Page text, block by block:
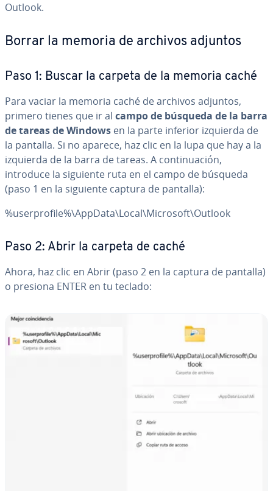
Outlook.
Borrar la memoria de archivos adjuntos
Paso 1: Buscar la carpeta de la memoria caché
Para vaciar la memoria caché de archivos adjuntos,
primero tienes que ir al campo de búsqueda de la barra
de tareas de Windows en la parte inferior izquierda de
la pantalla. Si no aparece, haz clic en la lupa que hay a la
izquierda de la barra de tareas. A co­n­ti­nua­ción,
introduce la siguiente ruta en el campo de búsqueda
(paso 1 en la siguiente captura de pantalla):
%use­r­pro­fi­le%\AppData\Local\Microsoft\Outlook
Paso 2: Abrir la carpeta de caché
Ahora, haz clic en Abrir (paso 2 en la captura de pantalla)
o presiona ENTER en tu teclado: